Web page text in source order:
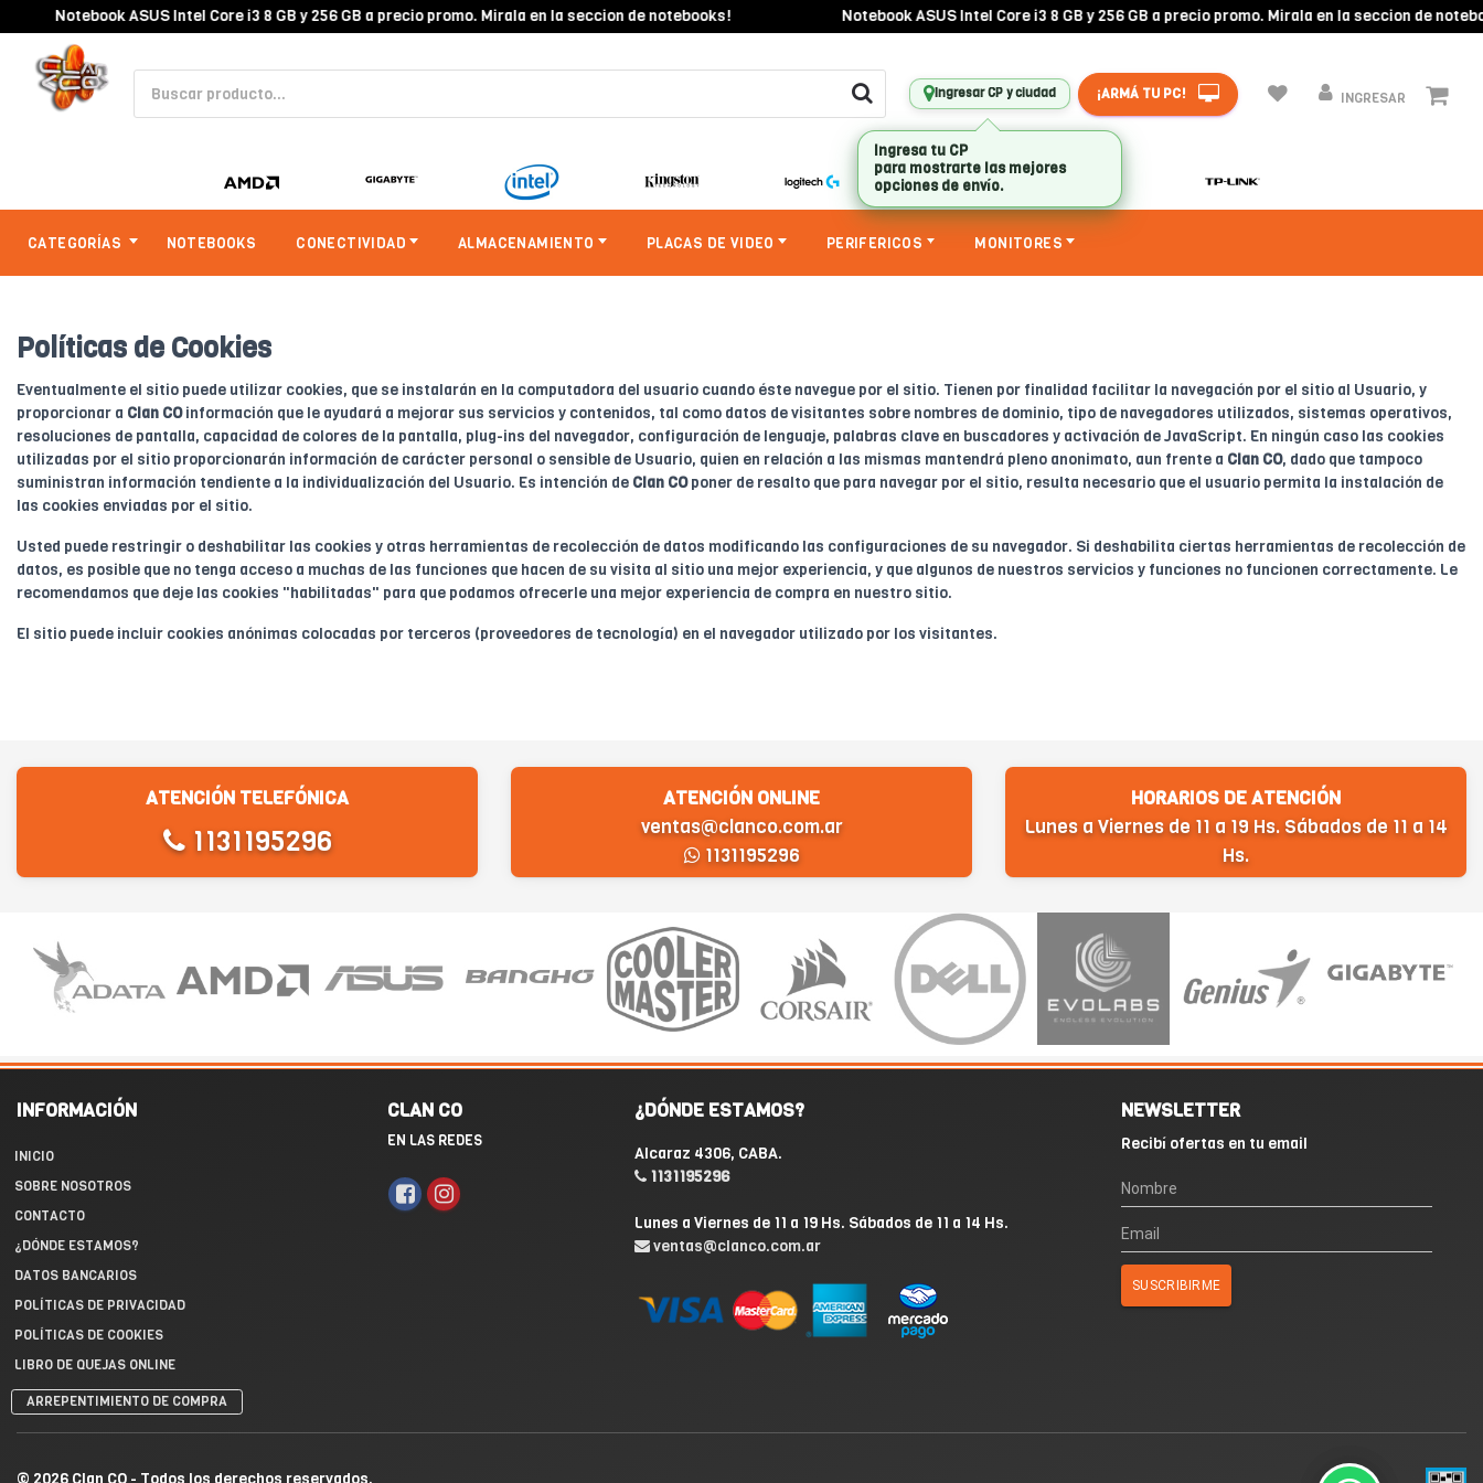
Notebook ASUS Intel Core i3 8 GB y 256 GB a precio promo. Mirala en la seccion de notebooks! Notebook ASUS Intel Core i3 8 GB y 256 GB a precio promo. Mirala en la seccion de
Ingresar CP y ciudad ¡ARMÁ TU PC! INGRESAR
CATEGORÍAS NOTEBOOKS CONECTIVIDAD ALMACENAMIENTO PLACAS DE VIDEO PERIFERICOS MONITORES
Políticas de Cookies
Eventualmente el sitio puede utilizar cookies, que se instalarán en la computadora del usuario cuando éste navegue por el sitio. Tienen por finalidad facilitar la navegación por el sitio al Usuario, y
proporcionar a Clan COinformación que le ayudará a mejorar sus servicios y contenidos, tal como datos de visitantes sobre nombres de dominio, tipo de navegadores utilizados, sistemas operativos,
resoluciones de pantalla, capacidad de colores de la pantalla, plug-ins del navegador, configuración de lenguaje, palabras clave en buscadores y activación de JavaScript. En ningún caso las cookies
utilizadas por el sitio proporcionarán información de carácter personal o sensible de Usuario, quien en relación a las mismas mantendrá pleno anonimato, aun frente a Clan CO, dado que tampoco
suministran información tendiente a la individualización del Usuario. Es intención de Clan COponer de resalto que para navegar por el sitio, resulta necesario que el usuario permita la instalación de
las cookies enviadas por el sitio.
Usted puede restringir o deshabilitar las cookies y otras herramientas de recolección de datos modificando las configuraciones de su navegador. Si deshabilita ciertas herramientas de recolección de
datos, es posible que no tenga acceso a muchas de las funciones que hacen de su visita al sitio una mejor experiencia, y que algunos de nuestros servicios y funciones no funcionen correctamente. Le
recomendamos que deje las cookies "habilitadas" para que podamos ofrecerle una mejor experiencia de compra en nuestro sitio.
El sitio puede incluir cookies anónimas colocadas por terceros (proveedores de tecnología) en el navegador utilizado por los visitantes.
ATENCIÓN TELEFÓNICA
1131195296
ATENCIÓN ONLINE
ventas@clanco.com.ar
1131195296
HORARIOS DE ATENCIÓN
Lunes a Viernes de 11 a 19 Hs. Sábados de 11 a 14
Hs.
INFORMACIÓN
INICIO
SOBRE NOSOTROS
CONTACTO
¿DÓNDE ESTAMOS?
DATOS BANCARIOS
POLÍTICAS DE PRIVACIDAD
POLÍTICAS DE COOKIES
LIBRO DE QUEJAS ONLINE
ARREPENTIMIENTO DE COMPRA
CLAN CO
EN LAS REDES
¿DÓNDE ESTAMOS?
Alcaraz 4306, CABA.
1131195296
Lunes a Viernes de 11 a 19 Hs. Sábados de 11 a 14 Hs.
ventas@clanco.com.ar
NEWSLETTER
Recibí ofertas en tu email
Ingresa tu CP
para mostrarte las mejores
opciones de envío.